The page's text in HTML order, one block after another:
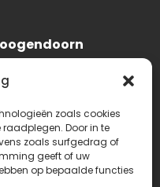
zoals cookies
Door in te
zoals surfgedrag of
geeft of uw
op bepaalde functies